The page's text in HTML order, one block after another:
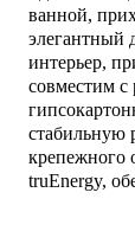
ванной,
элегантный
интерьер,
совместим
стабильную
крепежного
truEnergy,